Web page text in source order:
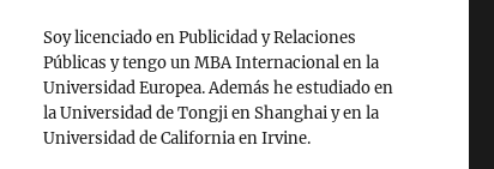
Soy licenciado en Publicidad y Relaciones
Públicas y tengo un MBA Internacional en la
Universidad Europea. Además he estudiado en
la Universidad de Tongji en Shanghai y en la
Universidad de California en Irvine.